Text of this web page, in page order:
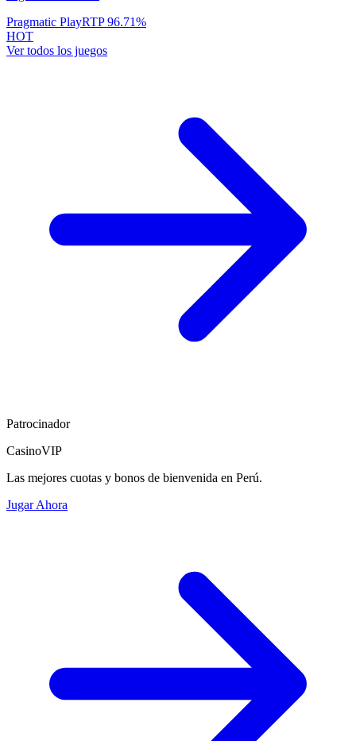
Pragmatic PlayRTP96.71%
HOT
Ver todos los juegos
Patrocinador
CasinoVIP
Las mejores cuotas y bonos de bienvenida en Perú.
Jugar Ahora